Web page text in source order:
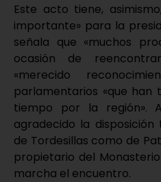
Este acto tiene,
importante» para la
señala que «muchos
ocasión de
«merecido
parlamentarios «que
tiempo por la región».
agradecido la
de Tordesillas como de
propietario del
marcha el encuentro.